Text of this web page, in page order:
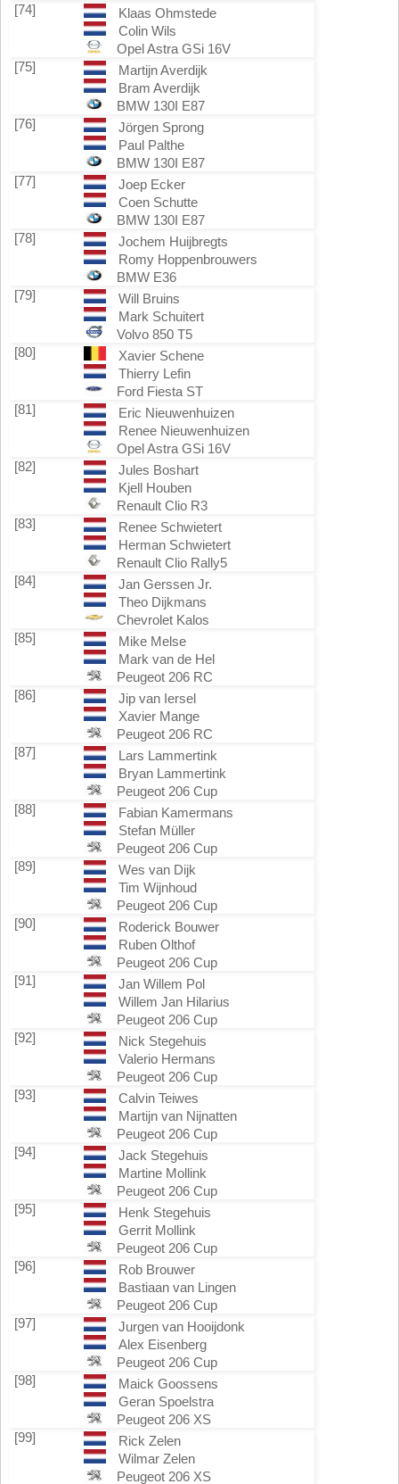
[74]
Klaas Ohmstede
Colin Wils
Opel Astra GSi 16V
[75]
Martijn Averdijk
Bram Averdijk
BMW 130I E87
[76]
Jörgen Sprong
Paul Palthe
BMW 130I E87
[77]
Joep Ecker
Coen Schutte
BMW 130I E87
[78]
Jochem Huijbregts
Romy Hoppenbrouwers
BMW E36
[79]
Will Bruins
Mark Schuitert
Volvo 850 T5
[80]
Xavier Schene
Thierry Lefin
Ford Fiesta ST
[81]
Eric Nieuwenhuizen
Renee Nieuwenhuizen
Opel Astra GSi 16V
[82]
Jules Boshart
Kjell Houben
Renault Clio R3
[83]
Renee Schwietert
Herman Schwietert
Renault Clio Rally5
[84]
Jan Gerssen Jr.
Theo Dijkmans
Chevrolet Kalos
[85]
Mike Melse
Mark van de Hel
Peugeot 206 RC
[86]
Jip van Iersel
Xavier Mange
Peugeot 206 RC
[87]
Lars Lammertink
Bryan Lammertink
Peugeot 206 Cup
[88]
Fabian Kamermans
Stefan Müller
Peugeot 206 Cup
[89]
Wes van Dijk
Tim Wijnhoud
Peugeot 206 Cup
[90]
Roderick Bouwer
Ruben Olthof
Peugeot 206 Cup
[91]
Jan Willem Pol
Willem Jan Hilarius
Peugeot 206 Cup
[92]
Nick Stegehuis
Valerio Hermans
Peugeot 206 Cup
[93]
Calvin Teiwes
Martijn van Nijnatten
Peugeot 206 Cup
[94]
Jack Stegehuis
Martine Mollink
Peugeot 206 Cup
[95]
Henk Stegehuis
Gerrit Mollink
Peugeot 206 Cup
[96]
Rob Brouwer
Bastiaan van Lingen
Peugeot 206 Cup
[97]
Jurgen van Hooijdonk
Alex Eisenberg
Peugeot 206 Cup
[98]
Maick Goossens
Geran Spoelstra
Peugeot 206 XS
[99]
Rick Zelen
Wilmar Zelen
Peugeot 206 XS